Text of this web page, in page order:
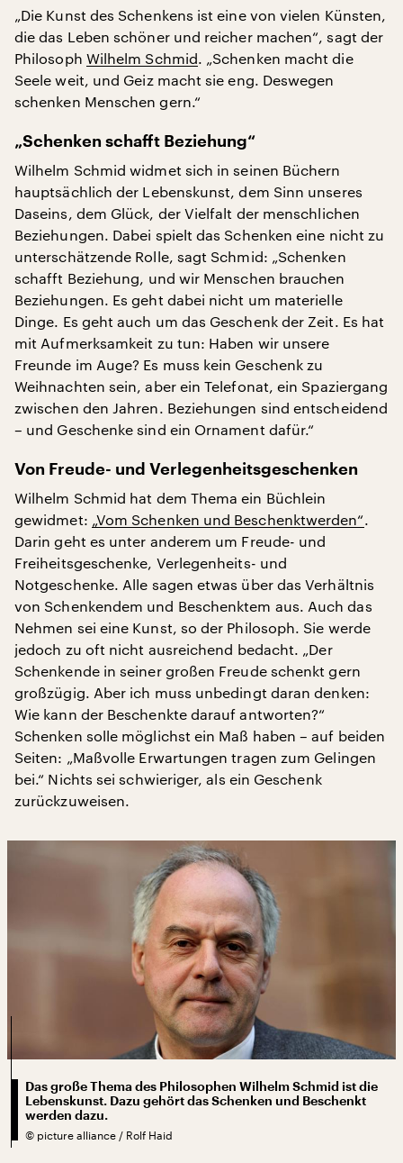
„Die Kunst des Schenkens ist eine von vielen Künsten,
die das Leben schöner und reicher machen“, sagt der
Philosoph Wilhelm Schmid. „Schenken macht die
Seele weit, und Geiz macht sie eng. Deswegen
schenken Menschen gern.“
„Schenken schafft Beziehung“
Wilhelm Schmid widmet sich in seinen Büchern
hauptsächlich der Lebenskunst, dem Sinn unseres
Daseins, dem Glück, der Vielfalt der menschlichen
Beziehungen. Dabei spielt das Schenken eine nicht zu
unterschätzende Rolle, sagt Schmid: „Schenken
schafft Beziehung, und wir Menschen brauchen
Beziehungen. Es geht dabei nicht um materielle
Dinge. Es geht auch um das Geschenk der Zeit. Es hat
mit Aufmerksamkeit zu tun: Haben wir unsere
Freunde im Auge? Es muss kein Geschenk zu
Weihnachten sein, aber ein Telefonat, ein Spaziergang
zwischen den Jahren. Beziehungen sind entscheidend
– und Geschenke sind ein Ornament dafür.“
Von Freude- und Verlegenheitsgeschenken
Wilhelm Schmid hat dem Thema ein Büchlein
gewidmet: „Vom Schenken und Beschenktwerden“.
Darin geht es unter anderem um Freude- und
Freiheitsgeschenke, Verlegenheits- und
Notgeschenke. Alle sagen etwas über das Verhältnis
von Schenkendem und Beschenktem aus. Auch das
Nehmen sei eine Kunst, so der Philosoph. Sie werde
jedoch zu oft nicht ausreichend bedacht. „Der
Schenkende in seiner großen Freude schenkt gern
großzügig. Aber ich muss unbedingt daran denken:
Wie kann der Beschenkte darauf antworten?“
Schenken solle möglichst ein Maß haben – auf beiden
Seiten: „Maßvolle Erwartungen tragen zum Gelingen
bei.“ Nichts sei schwieriger, als ein Geschenk
zurückzuweisen.
Das große Thema des Philosophen Wilhelm Schmid ist die
Lebenskunst. Dazu gehört das Schenken und Beschenkt
werden dazu.
© picture alliance / Rolf Haid